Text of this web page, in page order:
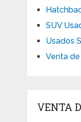
SUV
Usados
Venta
VENTA